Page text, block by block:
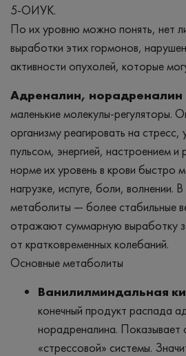
5-ОИУК.
По их уровню можно понять, нет
выработки этих гормонов,
активности опухолей, которые
Адреналин,
маленькие молекулы-регуляторы.
организму реагировать на
пульсом, энергией, настроением и
норме их уровень в крови быстро
нагрузке, испуге, боли, волнении.
метаболиты — более стабильные
отражают суммарную выработку
от кратковременных колебаний.
Основные метаболиты
Ванилилминдальная
конечный продукт распада
норадреналина.
«стрессовой» системы.